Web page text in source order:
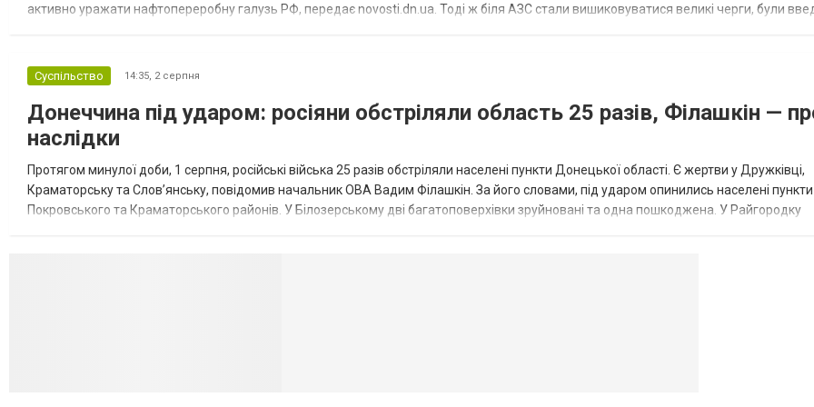
активно уражати нафтопереробну галузь РФ, передає novosti.dn.ua. Тоді ж біля АЗС стали вишиковуватися великі черги, були
Суспільство 14:35, 2 серпня
Донеччина під ударом: росіяни обстріляли область 25 разів, Філашкін —
наслідки
Протягом минулої доби, 1 серпня, російські війська 25 разів обстріляли населені пункти Донецької області. Є жертви у Дружківці,
Краматорську та Слов’янську, повідомив начальник ОВА Вадим Філашкін. За його словами, під ударом опинились населені пункти
Покровського та Краматорського районів. У Білозерському дві багатоповерхівки зруйновані та одна пошкоджена. У Райгородку